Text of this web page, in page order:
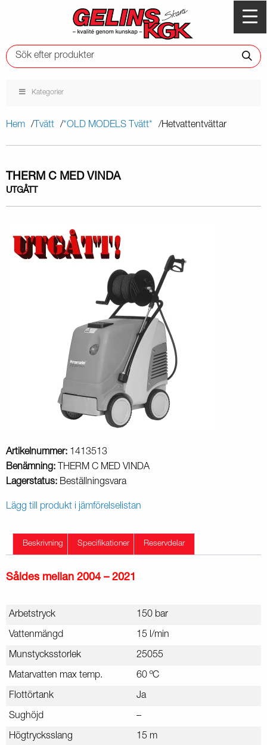
Kategorier
Hem Tvätt *OLD MODELS Tvätt* Hetvattentvättar
THERM C MED VINDA
UTGÅTT
Artikelnummer: 1413513
Benämning: THERM C MED VINDA
Lagerstatus: Beställningsvara
Lägg till produkt i jämförelselistan
Beskrivning Specifikationer Reservdelar
Såldes mellan 2004 – 2021
Arbetstryck 150 bar
Vattenmängd 15 l/min
Munstycksstorlek 25055
Matarvatten max temp. 60 ºC
Flottörtank Ja
Sughöjd –
Högtrycksslang 15 m